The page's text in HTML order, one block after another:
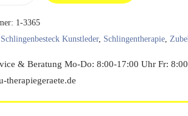
1-3365
Schlingenbesteck Kunstleder, Schlingentherapie,
& Beratung Mo-Do: 8:00-17:00 Uhr Fr:
therapiegeraete.de